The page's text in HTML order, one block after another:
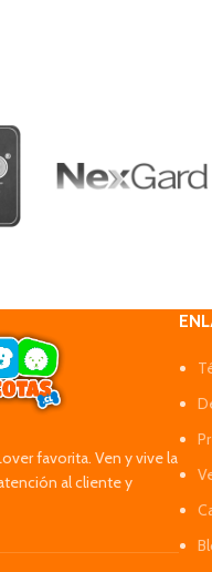
favorita. Ven y vive la
al cliente y